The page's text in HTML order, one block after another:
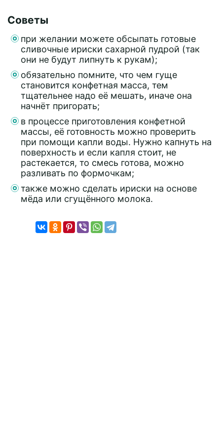
Советы
при желании можете обсыпать готовые
сливочные ириски сахарной пудрой (так
они не будут липнуть к рукам);
обязательно помните, что чем гуще
становится конфетная масса, тем
тщательнее надо её мешать, иначе она
начнёт пригорать;
в процессе приготовления конфетной
массы, её готовность можно проверить
при помощи капли воды. Нужно капнуть на
поверхность и если капля стоит, не
растекается, то смесь готова, можно
разливать по формочкам;
также можно сделать ириски на основе
мёда или сгущённого молока.